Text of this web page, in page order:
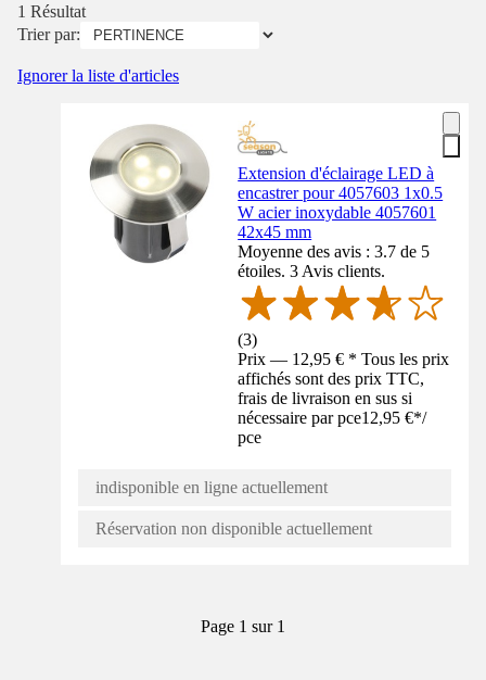
1 Résultat
Trier par:
Ignorer la liste d'articles
Extension d'éclairage LED à
encastrer pour 4057603 1x0.5
W acier inoxydable 4057601
42x45 mm
Moyenne des avis : 3.7 de 5
étoiles. 3 Avis clients.
(3)
Prix — 12,95 € * Tous les prix
affichés sont des prix TTC,
frais de livraison en sus si
nécessaire par pce12,95 €*/
pce
indisponible en ligne actuellement
Réservation non disponible actuellement
Page 1 sur 1